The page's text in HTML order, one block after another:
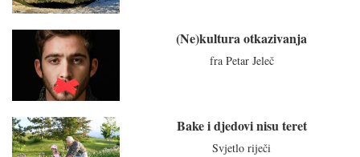
(Ne)kultura otkazivanja
fra Petar Jeleč
Bake i djedovi nisu teret
Svjetlo riječi